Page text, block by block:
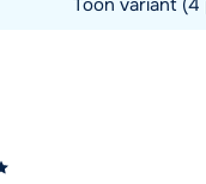
Toon variant (4